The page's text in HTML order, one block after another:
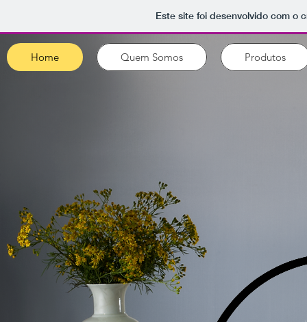
Este site foi desenvolvido com o
Home Quem Somos Produtos